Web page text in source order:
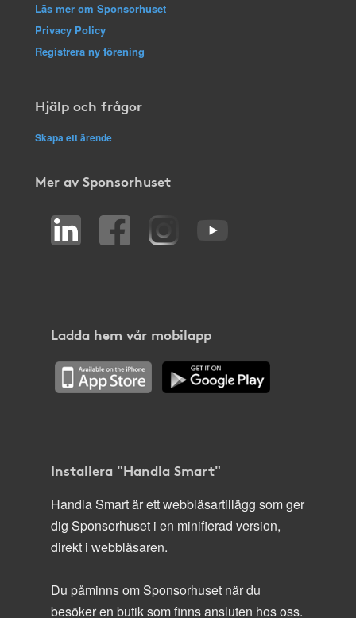
Läs mer om Sponsorhuset
Privacy Policy
Registrera ny förening
Hjälp och frågor
Skapa ett ärende
Mer av Sponsorhuset
Ladda hem vår mobilapp
Installera "Handla Smart"
Handla Smart är ett webbläsartillägg som ger
dig Sponsorhuset i en minifierad version,
direkt i webbläsaren.
Du påminns om Sponsorhuset när du
besöker en butik som finns ansluten hos oss.